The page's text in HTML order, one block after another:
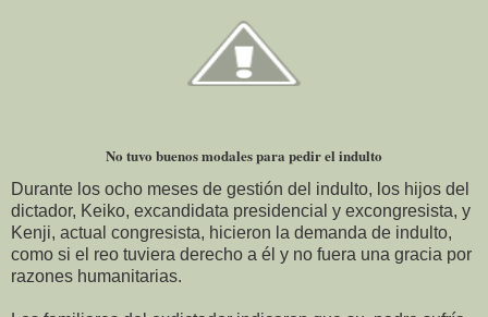
No tuvo buenos modales para pedir el indulto
Durante los ocho meses de gestión del indulto, los hijos del
dictador, Keiko, excandidata presidencial y excongresista, y
Kenji, actual congresista, hicieron la demanda de indulto,
como si el reo tuviera derecho a él y no fuera una gracia por
razones humanitarias.